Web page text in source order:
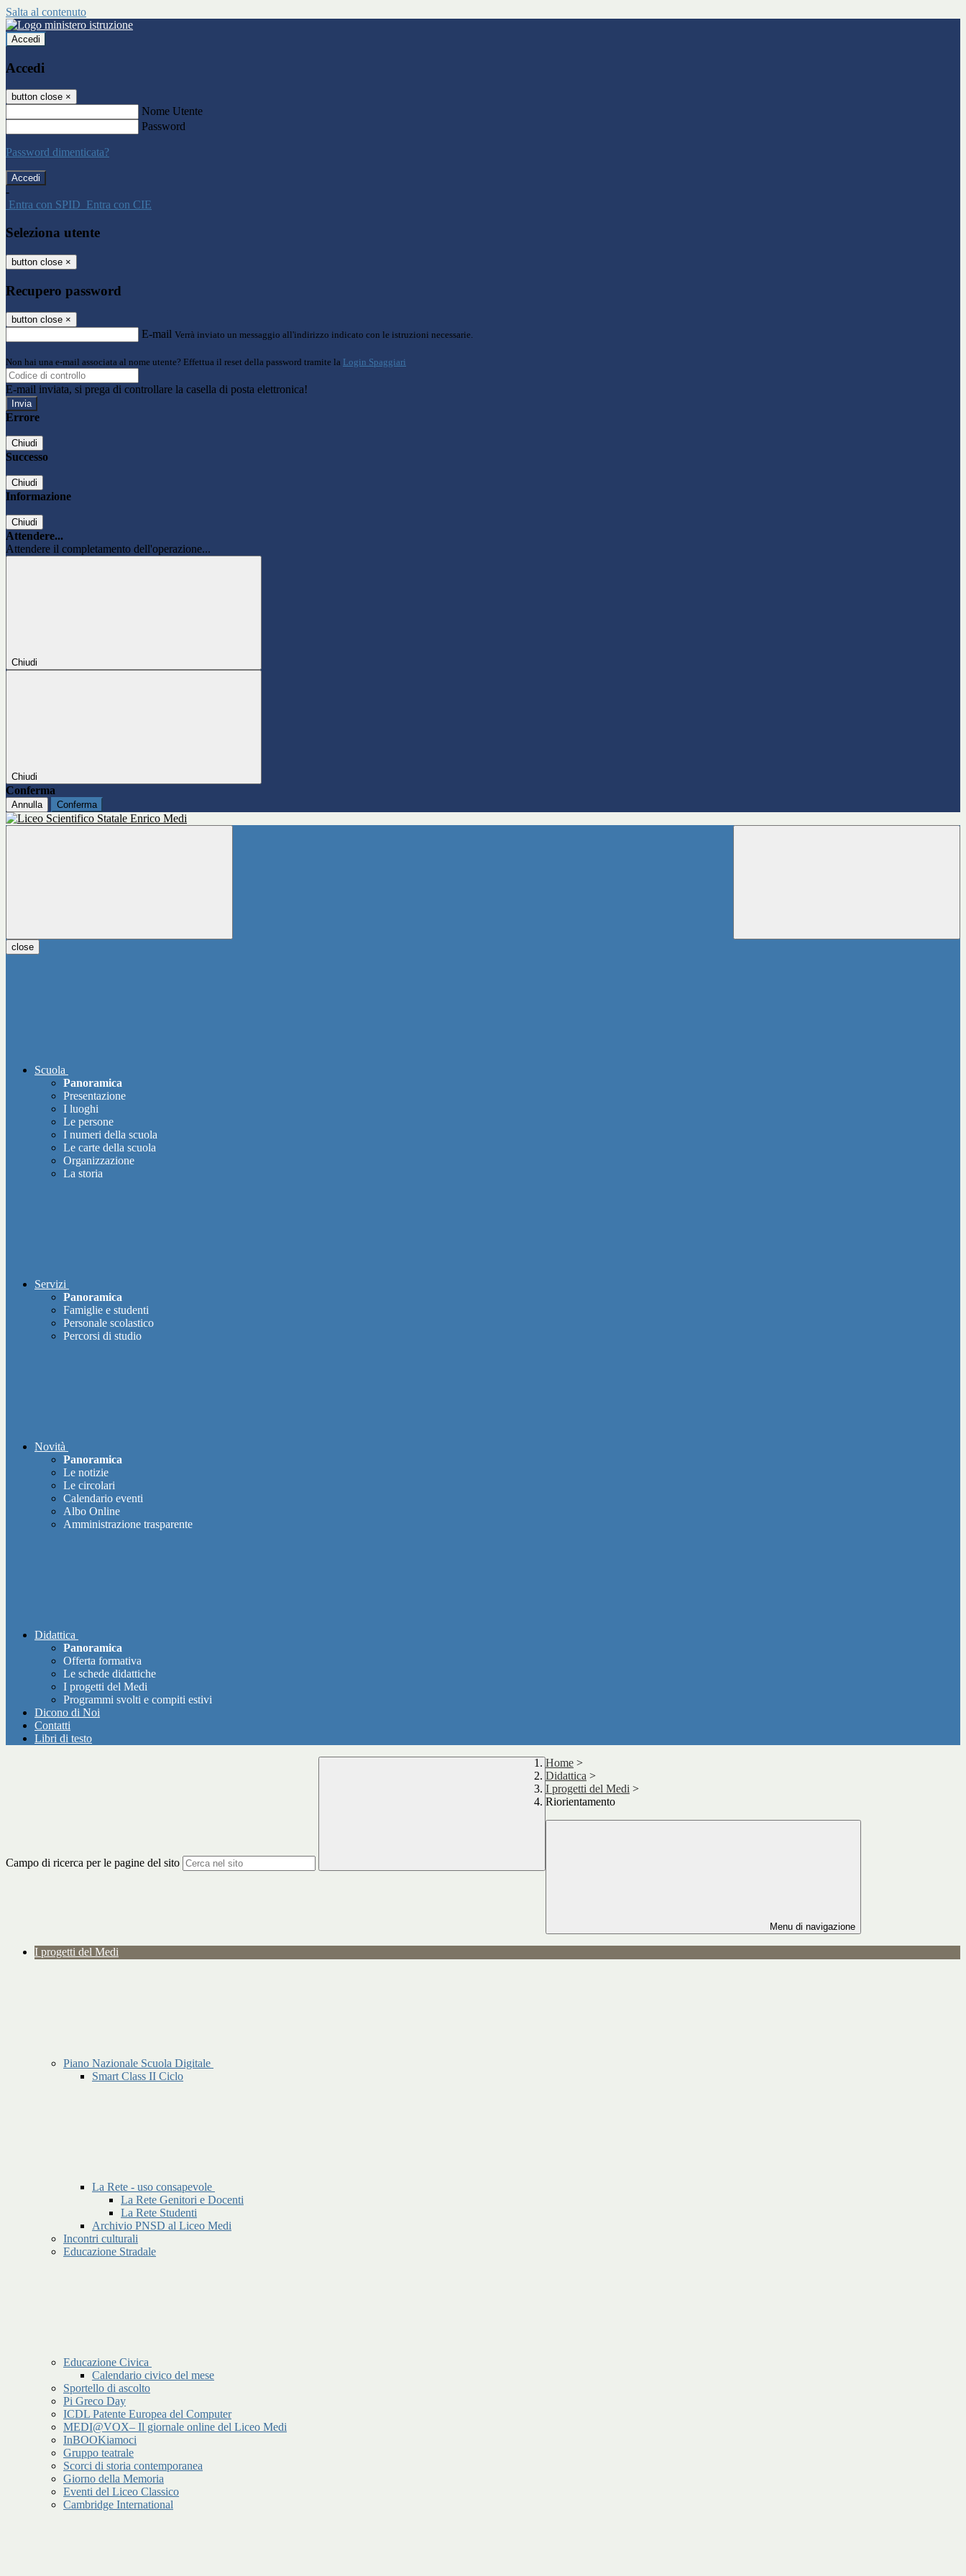
Salta al contenuto
Accedi
Accedi
button close ×
Nome Utente
Password
Password dimenticata?
-
Entra con SPID Entra con CIE
Seleziona utente
button close ×
Recupero password
button close ×
E-mail Verrà inviato un messaggio all'indirizzo indicato con le istruzioni necessarie.
Non hai una e-mail associata al nome utente? Effettua il reset della password tramite la Login Spaggiari
E-mail inviata, si prega di controllare la casella di posta elettronica!
Errore
Chiudi
Successo
Chiudi
Informazione
Chiudi
Attendere...
Attendere il completamento dell'operazione...
Chiudi
Chiudi
Conferma
Annulla Conferma
close
Scuola
Panoramica
Presentazione
I luoghi
Le persone
I numeri della scuola
Le carte della scuola
Organizzazione
La storia
Servizi
Panoramica
Famiglie e studenti
Personale scolastico
Percorsi di studio
Novità
Panoramica
Le notizie
Le circolari
Calendario eventi
Albo Online
Amministrazione trasparente
Didattica
Panoramica
Offerta formativa
Le schede didattiche
I progetti del Medi
Programmi svolti e compiti estivi
Dicono di Noi
Contatti
Libri di testo
Campo di ricerca per le pagine del sito
Home >
Didattica >
I progetti del Medi >
Riorientamento
Menu di navigazione
I progetti del Medi
Piano Nazionale Scuola Digitale
Smart Class II Ciclo
La Rete - uso consapevole
La Rete Genitori e Docenti
La Rete Studenti
Archivio PNSD al Liceo Medi
Incontri culturali
Educazione Stradale
Educazione Civica
Calendario civico del mese
Sportello di ascolto
Pi Greco Day
ICDL Patente Europea del Computer
MEDI@VOX– Il giornale online del Liceo Medi
InBOOKiamoci
Gruppo teatrale
Scorci di storia contemporanea
Giorno della Memoria
Eventi del Liceo Classico
Cambridge International